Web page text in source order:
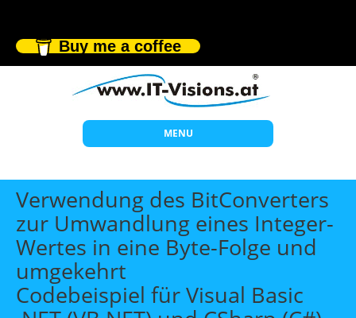
Buy me a coffee
MENU
Start
Themen
Beratung
Individuelle Schulungen
Offene Seminare
Verwendung des BitConverters
zur Umwandlung eines Integer-
Wertes in eine Byte-Folge und
umgekehrt
Codebeispiel für Visual Basic